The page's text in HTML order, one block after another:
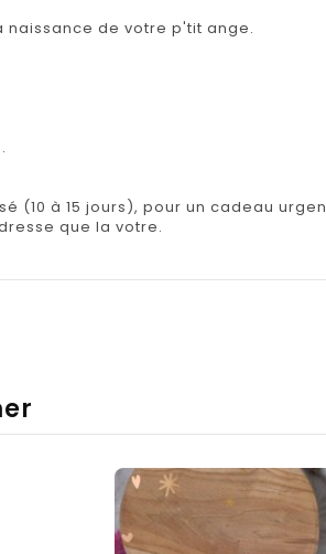
de votre p'tit ange.
(10 à 15 jours), pour un cadeau
que la votre.